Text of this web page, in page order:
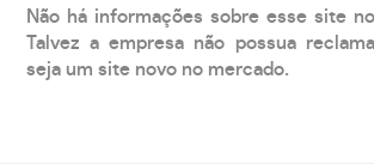
Não há informações sobre esse site
Talvez a empresa não possua
seja um site novo no mercado.